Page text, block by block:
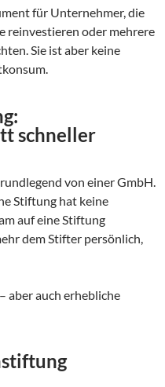
für Unternehmer, die
reinvestieren oder mehrere
Sie ist aber keine
schneller
von einer GmbH.
Stiftung hat keine
auf eine Stiftung
dem Stifter persönlich,
aber auch erhebliche